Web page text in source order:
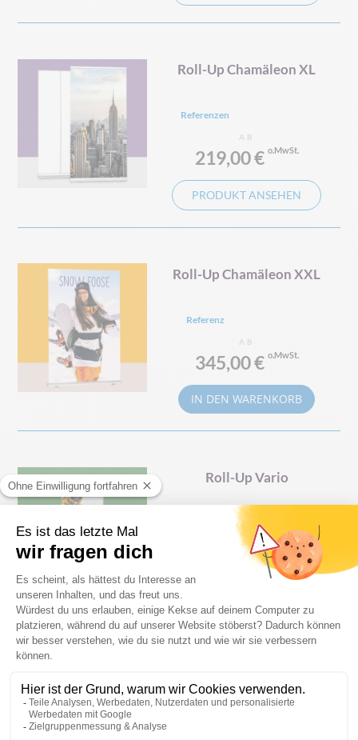
Roll-Up Chamäleon XL
Referenzen
AB
219,00 €
PRODUKT ANSEHEN
Roll-Up Chamäleon XXL
Referenz
AB
345,00 €
IN DEN WARENKORB
Roll-Up Vario
AB
191,00 €
PRODUKT ANSEHEN
Roll-Up Vario XL